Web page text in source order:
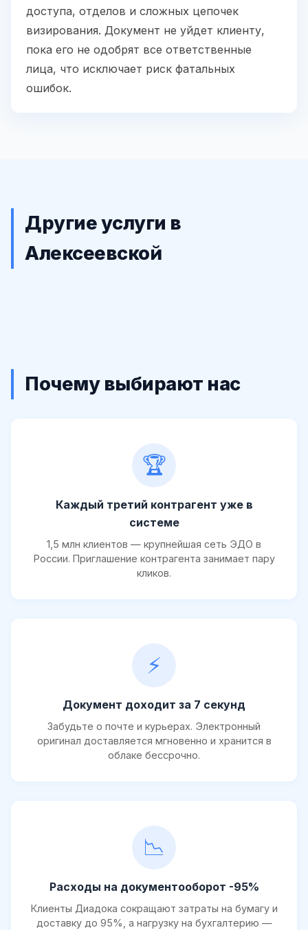
доступа, отделов и сложных цепочек
визирования. Документ не уйдет клиенту,
пока его не одобрят все ответственные
лица, что исключает риск фатальных
ошибок.
Другие услуги в
Алексеевской
Почему выбирают нас
🏆
Каждый третий контрагент уже в
системе
1,5 млн клиентов — крупнейшая сеть ЭДО в
России. Приглашение контрагента занимает пару
кликов.
⚡
Документ доходит за 7 секунд
Забудьте о почте и курьерах. Электронный
оригинал доставляется мгновенно и хранится в
облаке бессрочно.
📉
Расходы на документооборот -95%
Клиенты Диадока сокращают затраты на бумагу и
доставку до 95%, а нагрузку на бухгалтерию —